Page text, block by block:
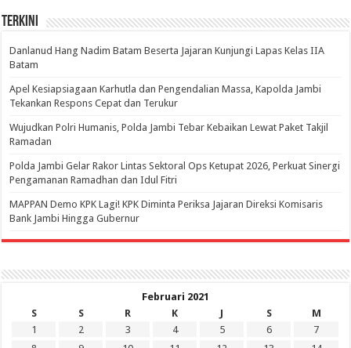
Terkini
Danlanud Hang Nadim Batam Beserta Jajaran Kunjungi Lapas Kelas IIA
Batam
Apel Kesiapsiagaan Karhutla dan Pengendalian Massa, Kapolda Jambi
Tekankan Respons Cepat dan Terukur
Wujudkan Polri Humanis, Polda Jambi Tebar Kebaikan Lewat Paket Takjil
Ramadan
Polda Jambi Gelar Rakor Lintas Sektoral Ops Ketupat 2026, Perkuat Sinergi
Pengamanan Ramadhan dan Idul Fitri
‎MAPPAN Demo KPK Lagi! KPK Diminta Periksa Jajaran Direksi Komisaris
Bank Jambi Hingga Gubernur ‎
Februari 2021
S
S R K J S
M
1
2 3 4 5 6
7